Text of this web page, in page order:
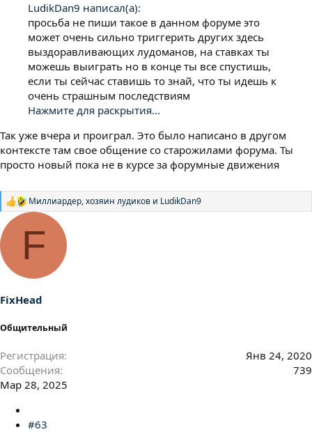
LudikDan9 написал(а):
просьба не пиши такое в данном форуме это
может очень сильно триггерить других здесь
выздоравливающих лудоманов, на ставках ты
можешь выиграть но в конце ты все спустишь,
если ты сейчас ставишь то знай, что ты идешь к
очень страшным последствиям
Нажмите для раскрытия...
Так уже вчера и проиграл. Это было написано в другом
контексте там свое общение со старожилами форума. Ты
просто новый пока не в курсе за форумные движения
Р
а
и
и
Миллиардер,хозяин лудиков и LudikDan9
F
FixHead
Общительный
Регистрация
Янв 24, 2020
Сообщения
739
Мар 28, 2025
#63